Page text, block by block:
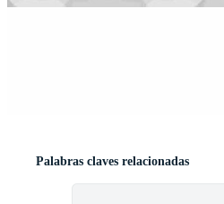
Palabras claves relacionadas